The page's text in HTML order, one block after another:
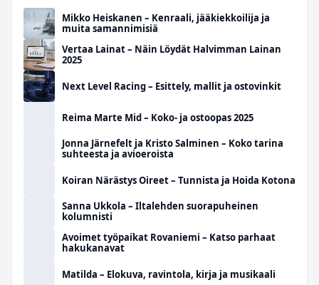
Mikko Heiskanen – Kenraali, jääkiekkoilija ja
muita samannimisiä
Vertaa Lainat – Näin Löydät Halvimman Lainan
2025
Next Level Racing – Esittely, mallit ja ostovinkit
Reima Marte Mid – Koko- ja ostoopas 2025
Jonna Järnefelt ja Kristo Salminen – Koko tarina
suhteesta ja avioeroista
Koiran Närästys Oireet – Tunnista ja Hoida Kotona
Sanna Ukkola – Iltalehden suorapuheinen
kolumnisti
Avoimet työpaikat Rovaniemi – Katso parhaat
hakukanavat
Matilda – Elokuva, ravintola, kirja ja musikaali